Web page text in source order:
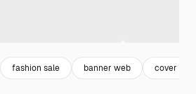
fashion sale banner web cover